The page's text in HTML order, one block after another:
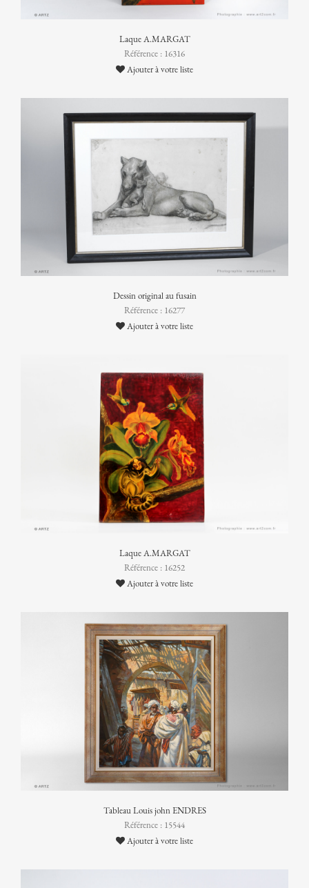
Laque A.MARGAT
Référence : 16316
Ajouter à votre liste
Dessin original au fusain
Référence : 16277
Ajouter à votre liste
Laque A.MARGAT
Référence : 16252
Ajouter à votre liste
Tableau Louis john ENDRES
Référence : 15544
Ajouter à votre liste